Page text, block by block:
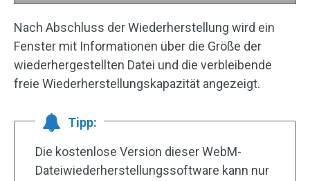
Nach Abschluss der Wiederherstellung wird ein
Fenster mit Informationen über die Größe der
wiederhergestellten Datei und die verbleibende
freie Wiederherstellungskapazität angezeigt.
Tipp:
Die kostenlose Version dieser WebM-
Dateiwiederherstellungssoftware kann nur